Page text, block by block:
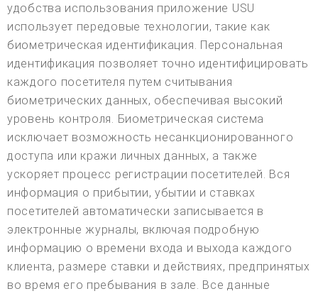
удобства использования приложение USU
использует передовые технологии, такие как
биометрическая идентификация. Персональная
идентификация позволяет точно идентифицировать
каждого посетителя путем считывания
биометрических данных, обеспечивая высокий
уровень контроля. Биометрическая система
исключает возможность несанкционированного
доступа или кражи личных данных, а также
ускоряет процесс регистрации посетителей. Вся
информация о прибытии, убытии и ставках
посетителей автоматически записывается в
электронные журналы, включая подробную
информацию о времени входа и выхода каждого
клиента, размере ставки и действиях, предпринятых
во время его пребывания в зале. Все данные